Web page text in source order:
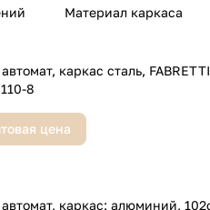
Материал каркаса
каркас сталь, FABRETTI
8
цена
каркас: алюминий, 102см,